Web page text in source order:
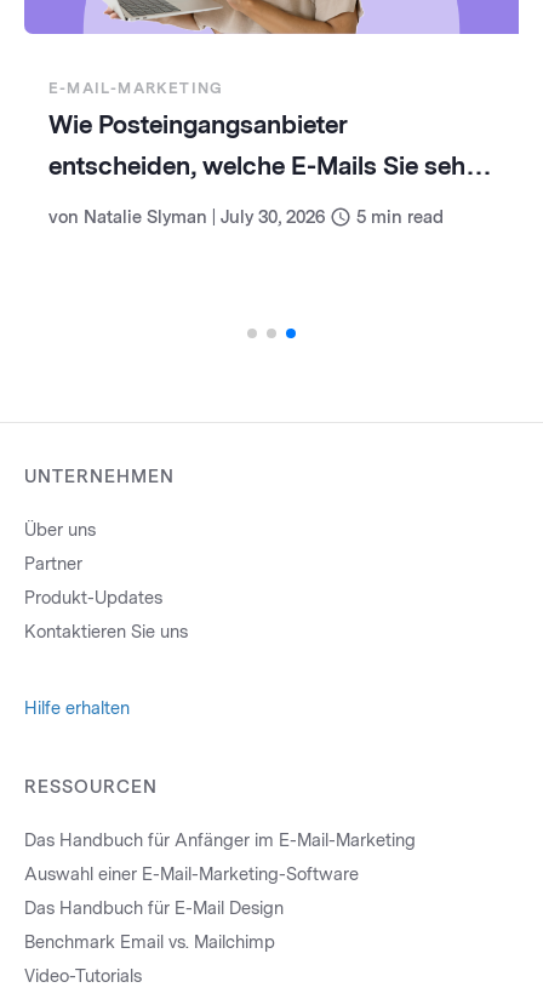
E-MAIL-MARKETING
Wie Posteingangsanbieter
entscheiden, welche E-Mails Sie sehen
(und wie Sie damit umgehen)
von Natalie Slyman July 30, 2026 5 min read
UNTERNEHMEN
Über uns
Partner
Produkt-Updates
Kontaktieren Sie uns
Hilfe erhalten
RESSOURCEN
Das Handbuch für Anfänger im E-Mail-Marketing
Auswahl einer E-Mail-Marketing-Software
Das Handbuch für E-Mail Design
Benchmark Email vs. Mailchimp
Video-Tutorials